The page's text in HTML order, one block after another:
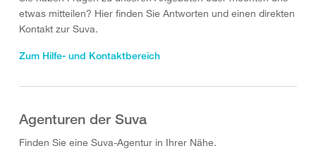
etwas mitteilen? Hier finden Sie Antworten und einen direkten
Kontakt zur Suva.
Zum Hilfe- und Kontaktbereich
Agenturen der Suva
Finden Sie eine Suva-Agentur in Ihrer Nähe.